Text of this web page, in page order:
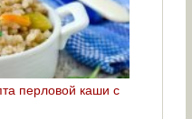
перловой каши с